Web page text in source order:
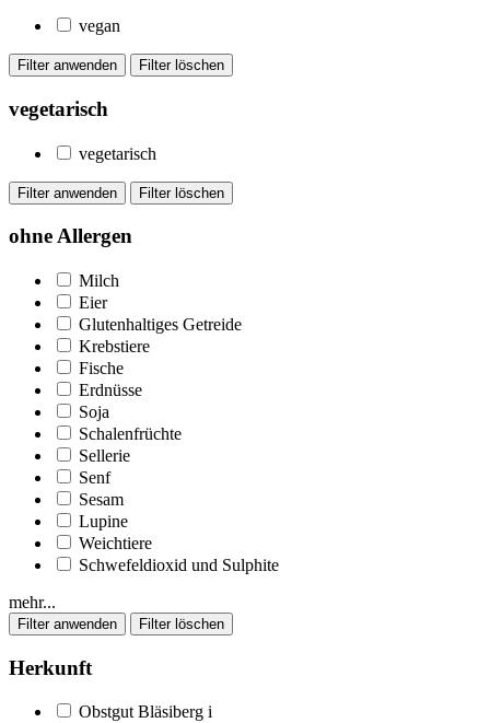
vegan
vegetarisch
vegetarisch
ohne Allergen
Milch
Eier
Glutenhaltiges Getreide
Krebstiere
Fische
Erdnüsse
Soja
Schalenfrüchte
Sellerie
Senf
Sesam
Lupine
Weichtiere
Schwefeldioxid und Sulphite
mehr...
Herkunft
Obstgut Bläsiberg i